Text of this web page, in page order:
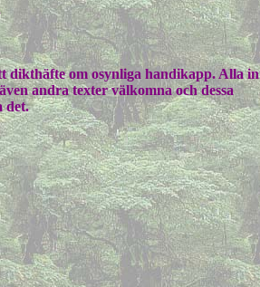
om osynliga handikapp. Alla
andra texter välkomna och dessa
det.